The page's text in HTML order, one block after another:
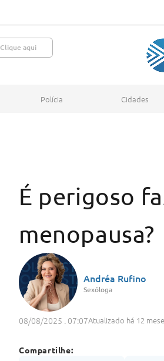
Clique aqui
Polícia Cidades
É perigoso
menopausa?
Andréa Rufino
Sexóloga
08/08/2025 . 07:07Atualizado há 12
Compartilhe: